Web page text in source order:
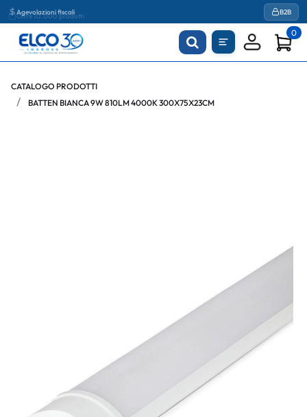
Agevolazioni fiscali B2B
0
CATALOGO PRODOTTI
BATTEN BIANCA 9W 810LM 4000K 300X75X23CM